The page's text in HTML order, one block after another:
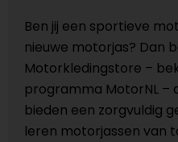
Ben jij een sportieve
nieuwe motorjas? Dan
Motorkledingstore –
programma MotorNL –
bieden een zorgvuldig
leren motorjassen van